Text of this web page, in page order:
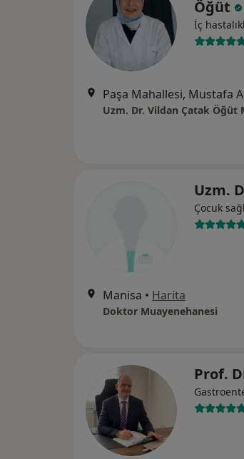
Öğüt
İç
Uzm. Dr. Vildan Çatak Öğüt
Uzm.
Çocuk
Manisa • Harita
Doktor Muayenehanesi
Prof.